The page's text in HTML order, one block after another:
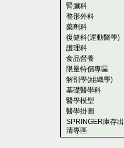
腎臟科
整形外科
藥劑科
復健科(運動醫學)
護理科
食品營養
限量特價專區
解剖學(組織學)
基礎醫學科
醫學模型
醫學掛圖
SPRINGER庫存出
清專區